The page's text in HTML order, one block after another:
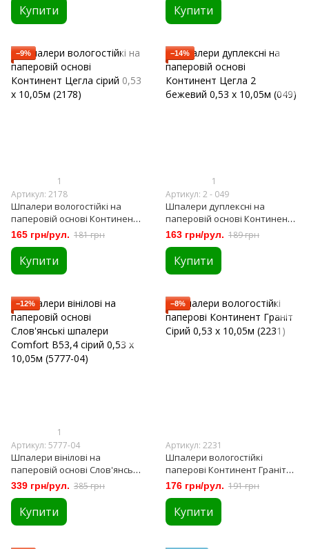
Купити Купити
−9%
1
Артикул: 2178
Шпалери вологостійкі на
паперовій основі Континент
Цегла сірий 0,53 х 10,05м (2178)
165 грн/рул. 181 грн
Купити
−14%
1
Артикул: 2 - 049
Шпалери дуплексні на
паперовій основі Континент
Цегла 2 бежевий 0,53 х 10,05м
163 грн/рул. 189 грн
Купити
−12%
1
Артикул: 5777-04
Шпалери вінілові на
паперовій основі Слов'янські
шпалери Comfort В53,4 сірий
0,53 х 10,05м (5777-04)
339 грн/рул. 385 грн
Купити
−8%
Артикул: 2231
Шпалери вологостійкі
паперові Континент Граніт
Сірий 0,53 х 10,05м (2231)
176 грн/рул. 191 грн
Купити